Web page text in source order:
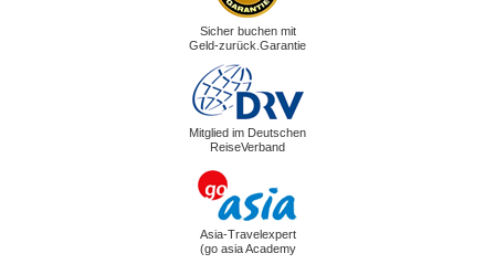
Sicher buchen mit
Geld-zurück.Garantie
Mitglied im Deutschen
ReiseVerband
Asia-Travelexpert
(go asia Academy